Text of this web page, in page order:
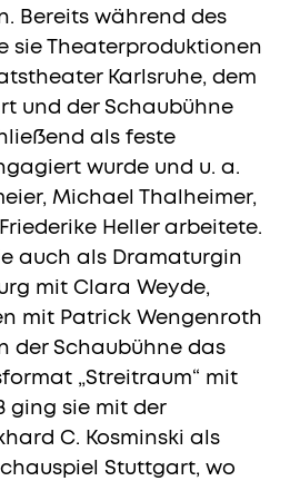
Bereits während des
sie Theaterproduktionen
Karlsruhe, dem
und der Schaubühne
als feste
wurde und u. a.
Michael Thalheimer,
Heller arbeitete.
auch als Dramaturgin
mit Clara Weyde,
mit Patrick Wengenroth
der Schaubühne das
„Streitraum“ mit
ging sie mit der
C. Kosminski als
Stuttgart, wo